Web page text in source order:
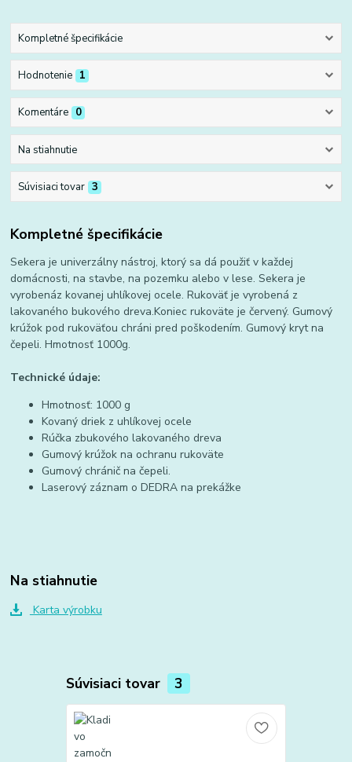
Kompletné špecifikácie
Hodnotenie 1
Komentáre 0
Na stiahnutie
Súvisiaci tovar 3
Kompletné špecifikácie
Sekera je univerzálny nástroj, ktorý sa dá použiť v každej
domácnosti, na stavbe, na pozemku alebo v lese. Sekera je
vyrobenáz kovanej uhlíkovej ocele. Rukoväť je vyrobená z
lakovaného bukového dreva.Koniec rukoväte je červený. Gumový
krúžok pod rukoväťou chráni pred poškodením. Gumový kryt na
čepeli. Hmotnosť 1000g.
Technické údaje:
Hmotnosť: 1000 g
Kovaný driek z uhlíkovej ocele
Rúčka zbukového lakovaného dreva
Gumový krúžok na ochranu rukoväte
Gumový chránič na čepeli.
Laserový záznam o DEDRA na prekážke
Na stiahnutie
Karta výrobku
Súvisiaci tovar 3